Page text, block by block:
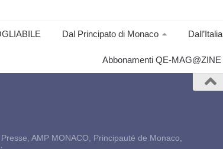
Dal Principato di Monaco Dall’Italia
Abbonamenti QE-MAG@ZINE
AMP MONACO, Principauté de Monaco,